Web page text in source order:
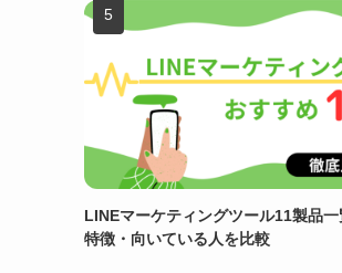
LINEマーケティングツール11製品一
特徴・向いている人を比較